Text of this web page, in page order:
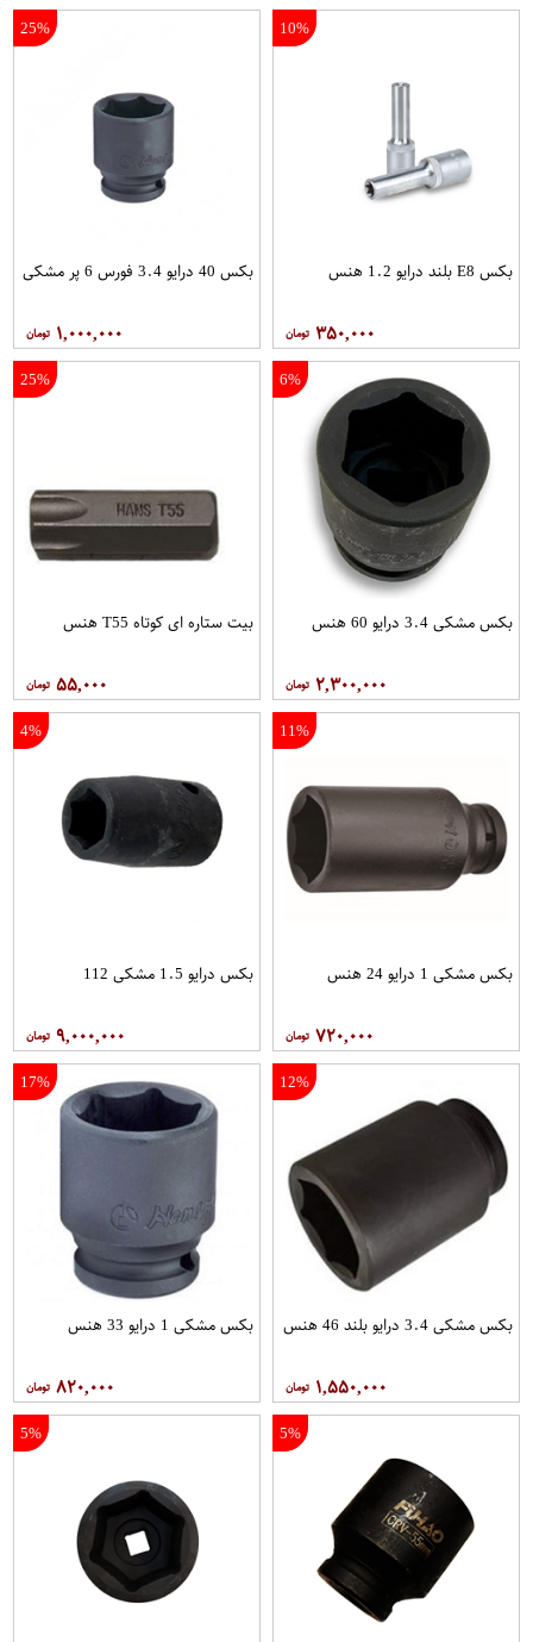
10%
بکس E8 بلند درایو 1.2 هنس
۳۵۰,۰۰۰
25%
بکس 40 درایو 3.4 فورس 6 پر مشکی
۱,۰۰۰,۰۰۰
6%
بکس مشکی 3.4 درایو 60 هنس
۲,۳۰۰,۰۰۰
25%
بیت ستاره ای کوتاه T55 هنس
۵۵,۰۰۰
11%
بکس مشکی 1 درایو 24 هنس
۷۲۰,۰۰۰
4%
بکس درایو 1.5 مشکی 112
۹,۰۰۰,۰۰۰
12%
بکس مشکی 3.4 درایو بلند 46 هنس
۱,۵۵۰,۰۰۰
17%
بکس مشکی 1 درایو 33 هنس
۸۲۰,۰۰۰
5%
5%